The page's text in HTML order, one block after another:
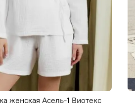
женская Асель-1 Виотекс